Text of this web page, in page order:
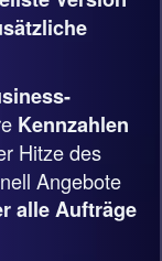
Kennzahlen
Hitze des
Angebote
alle Aufträge